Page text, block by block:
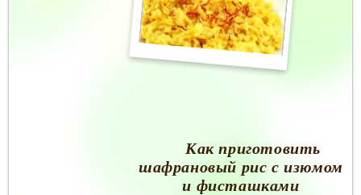
Как приготовить
шафрановый рис с изюмом
и фисташками